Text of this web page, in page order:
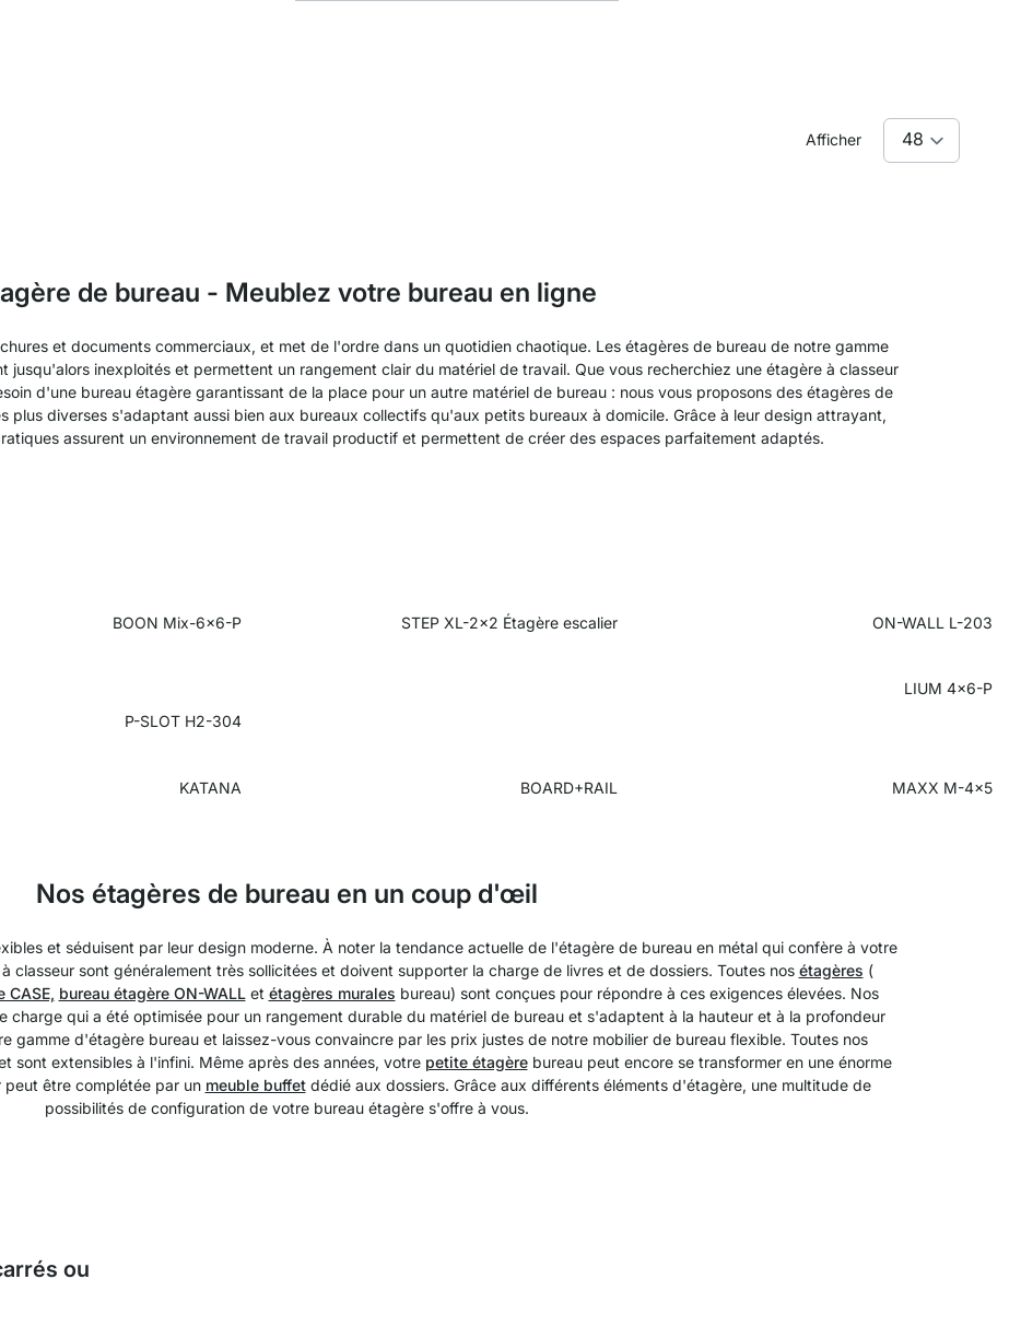
Afficher
de bureau - Meublez votre bureau en ligne
et documents commerciaux, et met de l'ordre dans un quotidien chaotique. Les étagères de bureau de notre gamme
inexploités et permettent un rangement clair du matériel de travail. Que vous recherchiez une étagère à classeur
d'une bureau étagère garantissant de la place pour un autre matériel de bureau : nous vous proposons des étagères de
plus diverses s'adaptant aussi bien aux bureaux collectifs qu'aux petits bureaux à domicile. Grâce à leur design attrayant,
assurent un environnement de travail productif et permettent de créer des espaces parfaitement adaptés.
BOON Mix-6x6-P STEP XL-2x2 Étagère escalier ON-WALL L-203
LIUM 4x6-P
P-SLOT H2-304
KATANA BOARD+RAIL MAXX M-4x5
Nos étagères de bureau en un coup d'œil
et séduisent par leur design moderne. À noter la tendance actuelle de l'étagère de bureau en métal qui confère à votre
classeur sont généralement très sollicitées et doivent supporter la charge de livres et de dossiers. Toutes nos étagères (
CASE, bureau étagère ON-WALL et étagères murales bureau) sont conçues pour répondre à ces exigences élevées. Nos
charge qui a été optimisée pour un rangement durable du matériel de bureau et s'adaptent à la hauteur et à la profondeur
gamme d'étagère bureau et laissez-vous convaincre par les prix justes de notre mobilier de bureau flexible. Toutes nos
sont extensibles à l'infini. Même après des années, votre petite étagère bureau peut encore se transformer en une énorme
peut être complétée par un meuble buffet dédié aux dossiers. Grâce aux différents éléments d'étagère, une multitude de
possibilités de configuration de votre bureau étagère s'offre à vous.
ou